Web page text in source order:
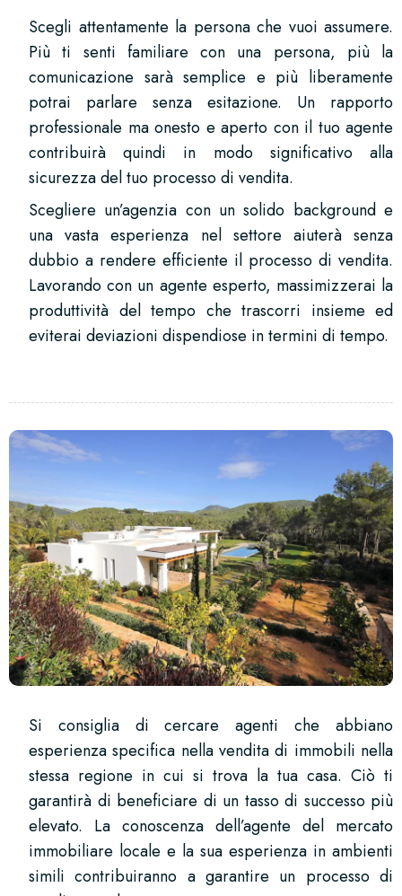
Scegli attentamente la persona che vuoi assumere.
Più ti senti familiare con una persona, più la
comunicazione sarà semplice e più liberamente
potrai parlare senza esitazione. Un rapporto
professionale ma onesto e aperto con il tuo agente
contribuirà quindi in modo significativo alla
sicurezza del tuo processo di vendita.
Scegliere un’agenzia con un solido background e
una vasta esperienza nel settore aiuterà senza
dubbio a rendere efficiente il processo di vendita.
Lavorando con un agente esperto, massimizzerai la
produttività del tempo che trascorri insieme ed
eviterai deviazioni dispendiose in termini di tempo.
Si consiglia di cercare agenti che abbiano
esperienza specifica nella vendita di immobili nella
stessa regione in cui si trova la tua casa. Ciò ti
garantirà di beneficiare di un tasso di successo più
elevato. La conoscenza dell’agente del mercato
immobiliare locale e la sua esperienza in ambienti
simili contribuiranno a garantire un processo di